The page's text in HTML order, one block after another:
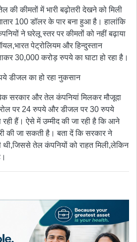
की कीमतों में भारी बढ़ोतरी देखने को मिली
100 डॉलर के पार बना हुआ है। हालांकि
ने घरेलू स्तर पर कीमतों को नहीं बढ़ाया
पेट्रोलियम और हिन्दुस्तान
30,000 करोड़ रुपये का घाटा हो रहा है।
डीजल का हो रहा नुकसान
सरकार और तेल कंपनियां मिलकर मौजूदा
पर 24 रुपये और डीजल पर 30 रुपये
हैं। ऐसे में उम्मीद की जा रही है कि आने
की जा सकती है। बता दें कि सरकार ने
थी,जिससे तेल कंपनियों को राहत मिली,लेकिन